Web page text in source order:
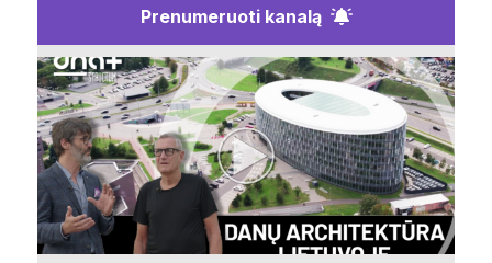
Prenumeruoti kanalą